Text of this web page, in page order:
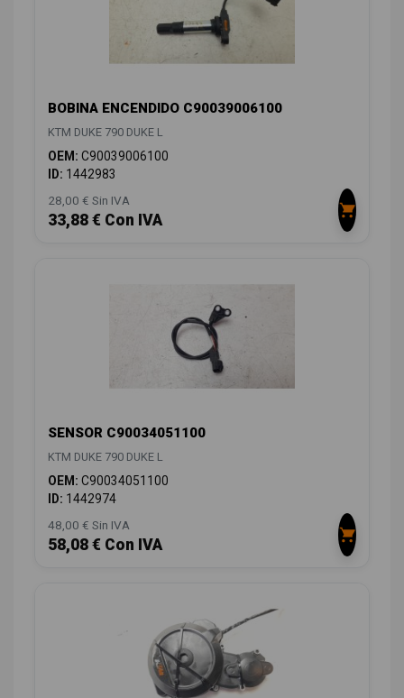
BOBINA ENCENDIDO C90039006100
KTM DUKE 790 DUKE L
OEM: C90039006100
ID: 1442983
28,00 € Sin IVA
33,88 € Con IVA
SENSOR C90034051100
KTM DUKE 790 DUKE L
OEM: C90034051100
ID: 1442974
48,00 € Sin IVA
58,08 € Con IVA